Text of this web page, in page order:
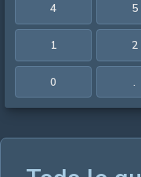
4 5
1 2
0 .